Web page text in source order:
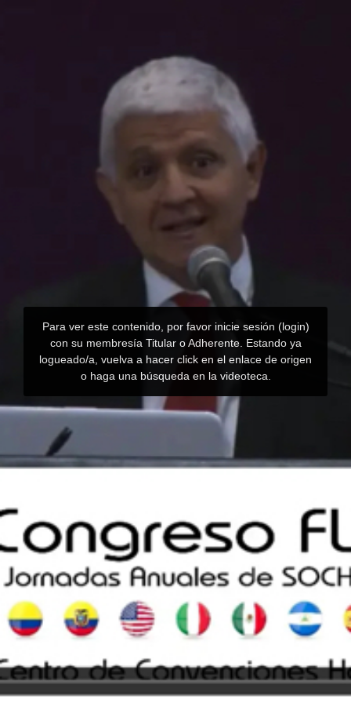
Para ver este contenido, por favor inicie sesión (login)
con su membresía Titular o Adherente. Estando ya
logueado/a, vuelva a hacer click en el enlace de origen
o haga una búsqueda en la videoteca.